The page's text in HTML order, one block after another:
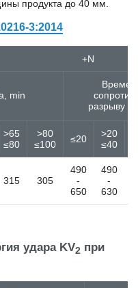
продукта до 40 мм.
3:2014
+N
min
разрыву R
>65
≤80
>80
≤100
≤20
>20
≤40
315 305
490
-
650
490
-
630
удара KV2 при